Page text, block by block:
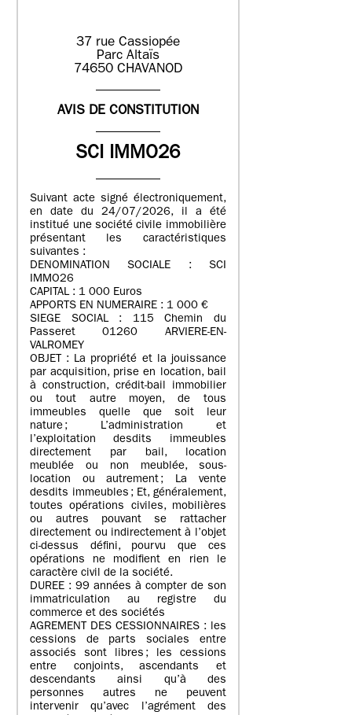
37 rue Cassiopée
Parc Altaïs
74650 CHAVANOD
AVIS DE CONSTITUTION
SCI IMMO26
Suivant acte signé électroniquement,
en date du 24/07/2026, il a été
institué une société civile immobilière
présentant les caractéristiques
suivantes :
DENOMINATION SOCIALE : SCI
IMMO26
CAPITAL : 1 000 Euros
APPORTS EN NUMERAIRE : 1 000 €
SIEGE SOCIAL : 115 Chemin du
Passeret 01260 ARVIERE-EN-
VALROMEY
OBJET : La propriété et la jouissance
par acquisition, prise en location, bail
à construction, crédit-bail immobilier
ou tout autre moyen, de tous
immeubles quelle que soit leur
nature ; L’administration et
l’exploitation desdits immeubles
directement par bail, location
meublée ou non meublée, sous-
location ou autrement ; La vente
desdits immeubles ; Et, généralement,
toutes opérations civiles, mobilières
ou autres pouvant se rattacher
directement ou indirectement à l’objet
ci-dessus défini, pourvu que ces
opérations ne modifient en rien le
caractère civil de la société.
DUREE : 99 années à compter de son
immatriculation au registre du
commerce et des sociétés
AGREMENT DES CESSIONNAIRES : les
cessions de parts sociales entre
associés sont libres ; les cessions
entre conjoints, ascendants et
descendants ainsi qu’à des
personnes autres ne peuvent
intervenir qu’avec l’agrément des